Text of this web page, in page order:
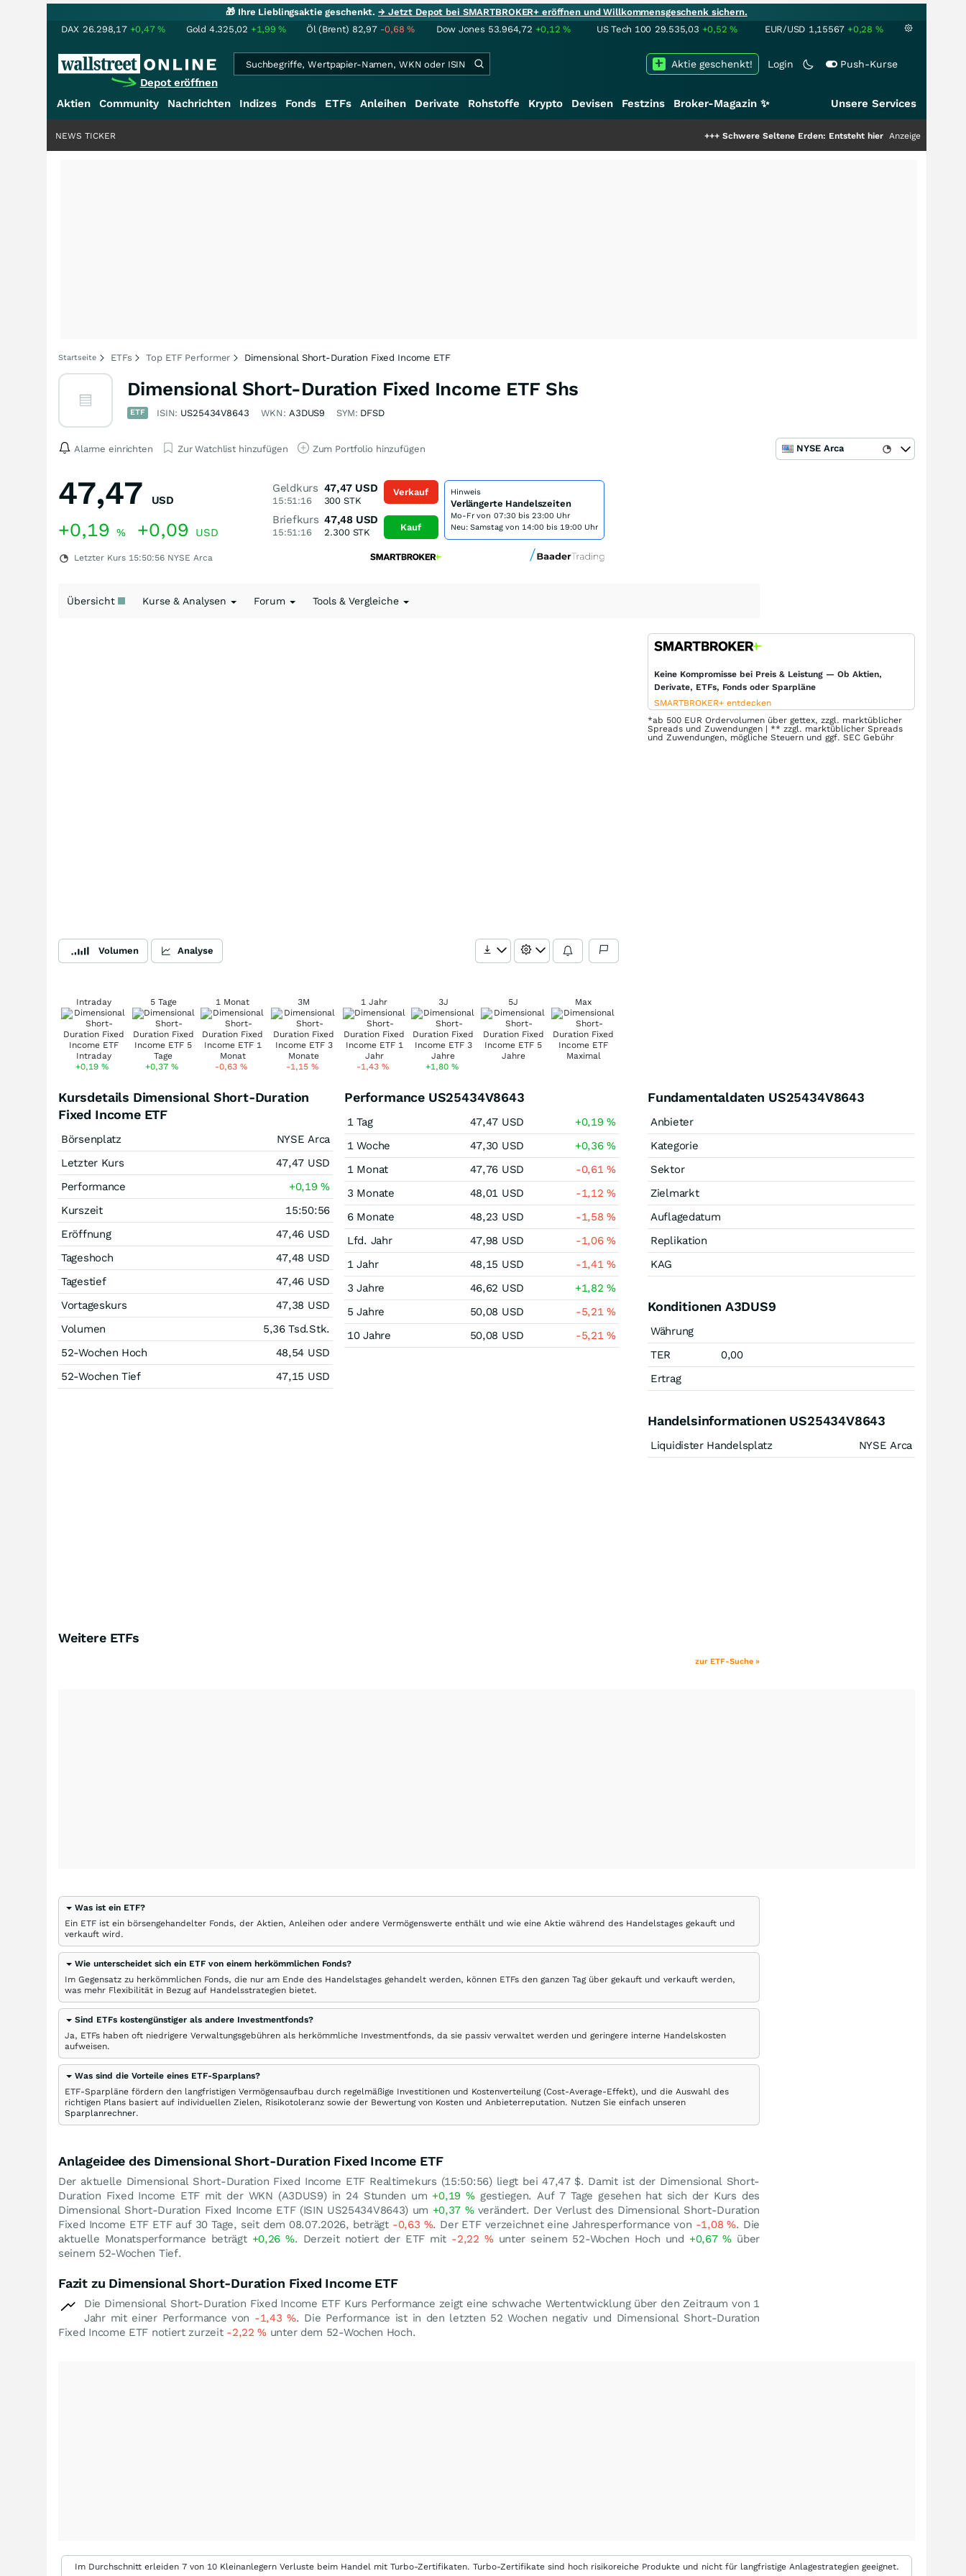
🎁 Ihre Lieblingsaktie geschenkt.→ Jetzt Depot bei SMARTBROKER+ eröffnen und Willkommensgeschenk sichern.
DAX 26.298,17 +0,47% Gold 4.325,02 +1,99% Öl (Brent) 82,97 -0,68% Dow Jones 53.964,72 +0,12% US Tech 100 29.535,03 +0,52% EUR/USD 1,15567 +0,28 %
Depot eröffnen
Login Push-Kurse
Aktie geschenkt!
Aktien Community Nachrichten Indizes Fonds ETFs Anleihen Derivate Rohstoffe Krypto Devisen Festzins Broker-Magazin ✨ Unsere Services
Schwere Seltene Erden: Entsteht hier die nächste Milliardenstory?
Anzeige
NEWS TICKER
Startseite ETFs Top ETF Performer Dimensional Short-Duration Fixed Income ETF
Dimensional Short-Duration Fixed Income ETF Shs
ETF ISIN: US25434V8643 WKN: A3DUS9 SYM: DFSD
Alarme einrichten Zur Watchlist hinzufügen Zum Portfolio hinzufügen NYSE Arca
47,47 USD
+0,19 % +0,09 USD
Letzter Kurs 15:50:56 NYSE Arca
Geldkurs
15:51:16
47,47 USD
300 STK
Briefkurs
15:51:16
47,48 USD
2.300STK
Verkauf
Kauf
Hinweis
Verlängerte Handelszeiten
Mo-Fr von 07:30 bis 23:00 Uhr
Neu: Samstag von 14:00 bis 19:00 Uhr
Übersicht Kurse & Analysen Forum Tools & Vergleiche
Volumen Analyse
Intraday
+0,19%
5 Tage
+0,37%
1 Monat
-0,63%
3M
-1,15%
1 Jahr
-1,43%
3J
+1,80 %
5J Max
Keine Kompromisse bei Preis & Leistung — Ob Aktien,
Derivate, ETFs, Fonds oder Sparpläne
SMARTBROKER+ entdecken
*ab 500 EUR Ordervolumen über gettex, zzgl. marktüblicher
Spreads und Zuwendungen | ** zzgl. marktüblicher Spreads
und Zuwendungen, mögliche Steuern und ggf. SEC Gebühr
Kursdetails Dimensional Short-Duration
Fixed Income ETF
Börsenplatz
NYSE Arca
Letzter Kurs
47,47 USD
Performance
+0,19%
Kurszeit
15:50:56
Eröffnung
47,46 USD
Tageshoch
47,48 USD
Tagestief
47,46 USD
Vortageskurs
47,38 USD
Volumen
5,36 Tsd.Stk.
52-Wochen Hoch
48,54 USD
52-Wochen Tief
47,15 USD
Performance US25434V8643
1 Tag 47,47 USD +0,19%
1 Woche
47,30 USD +0,36%
1 Monat
47,76 USD -0,61%
3 Monate
48,01 USD -1,12%
6 Monate
48,23 USD -1,58%
Lfd. Jahr
47,98 USD -1,06%
1 Jahr
48,15 USD -1,41%
3 Jahre
46,62 USD +1,82%
5 Jahre
50,08 USD -5,21%
10 Jahre
50,08 USD -5,21%
Fundamentaldaten US25434V8643
Anbieter
Kategorie
Sektor
Zielmarkt
Auflagedatum
Replikation
KAG
Konditionen A3DUS9
Währung
TER
0,00
Ertrag
Handelsinformationen US25434V8643
Liquidister Handelsplatz NYSE Arca
Weitere ETFs
zur ETF-Suche »
Was ist ein ETF?
Ein ETF ist ein börsengehandelter Fonds, der Aktien, Anleihen oder andere Vermögenswerte enthält und wie eine Aktie während des Handelstages gekauft und
verkauft wird.
Wie unterscheidet sich ein ETF von einem herkömmlichen Fonds?
Im Gegensatz zu herkömmlichen Fonds, die nur am Ende des Handelstages gehandelt werden, können ETFs den ganzen Tag über gekauft und verkauft werden,
was mehr Flexibilität in Bezug auf Handelsstrategien bietet.
Sind ETFs kostengünstiger als andere Investmentfonds?
Ja, ETFs haben oft niedrigere Verwaltungsgebühren als herkömmliche Investmentfonds, da sie passiv verwaltet werden und geringere interne Handelskosten
aufweisen.
Was sind die Vorteile eines ETF-Sparplans?
ETF-Sparpläne fördern den langfristigen Vermögensaufbau durch regelmäßige Investitionen und Kostenverteilung (Cost-Average-Effekt), und die Auswahl des
richtigen Plans basiert auf individuellen Zielen, Risikotoleranz sowie der Bewertung von Kosten und Anbieterreputation. Nutzen Sie einfach unseren
Sparplanrechner.
Anlageidee des Dimensional Short-Duration Fixed Income ETF
Der aktuelle Dimensional Short-Duration Fixed Income ETF Realtimekurs (15:50:56) liegt bei 47,47 $. Damit ist der Dimensional Short-
Duration Fixed Income ETF mit der WKN (A3DUS9) in 24 Stunden um +0,19%gestiegen. Auf 7 Tage gesehen hat sich der Kurs des
Dimensional Short-Duration Fixed Income ETF (ISIN US25434V8643) um +0,37 %verändert. Der Verlust des Dimensional Short-Duration
Fixed Income ETF ETF auf 30 Tage, seit dem 08.07.2026, beträgt -0,63 %. Der ETF verzeichnet eine Jahresperformance von -1,08%. Die
aktuelle Monatsperformance beträgt +0,26%. Derzeit notiert der ETF mit -2,22 %unter seinem 52-Wochen Hoch und +0,67% über
seinem 52-Wochen Tief.
Fazit zu Dimensional Short-Duration Fixed Income ETF
Die Dimensional Short-Duration Fixed Income ETF Kurs Performance zeigt eine schwache Wertentwicklung über den Zeitraum von 1
Jahr mit einer Performance von -1,43%. Die Performance ist in den letzten 52 Wochen negativ und Dimensional Short-Duration
Fixed Income ETF notiert zurzeit -2,22% unter dem 52-Wochen Hoch.
Im Durchschnitt erleiden 7 von 10 Kleinanlegern Verluste beim Handel mit Turbo-Zertifikaten. Turbo-Zertifikate sind hoch risikoreiche Produkte und nicht für langfristige Anlagestrategien geeignet.